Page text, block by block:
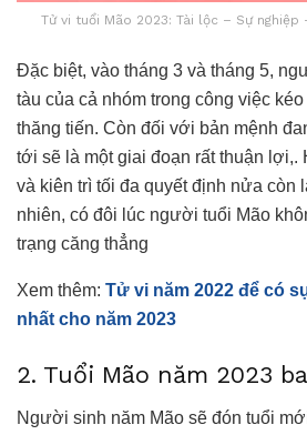
Tử vi tuổi Mão 2023: Tài lộc – Sự nghiệp
Đặc biệt, vào tháng 3 và tháng 5,
tàu của cả nhóm trong công việc
thăng tiến. Còn đối với bản mệnh
tới sẽ là một giai đoạn rất thuận lợi,.
và kiên trì tối đa quyết định nửa còn
nhiên, có đôi lúc người tuổi Mão
trạng căng thẳng
Xem thêm: Tử vi năm 2022 để có
nhất cho năm 2023
2. Tuổi Mão năm 2023
Người sinh năm Mão sẽ đón tuổi